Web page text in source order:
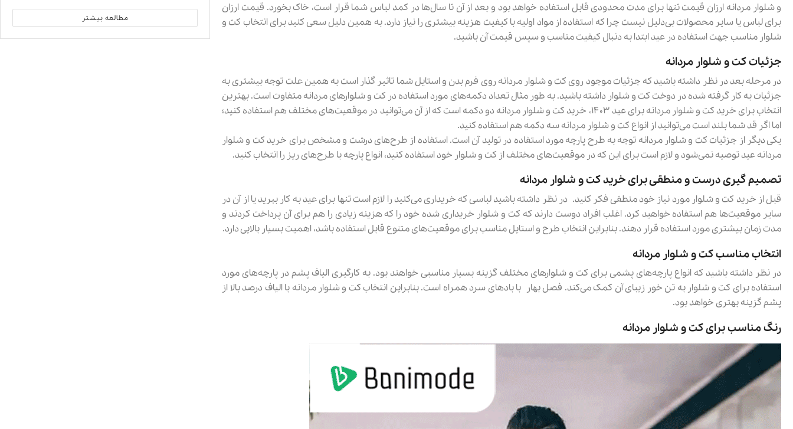
و شلوار مردانه ارزان قیمت تنها برای مدت محدودی قابل استفاده خواهد بود و بعد از آن تا سال‌ها در کمد لباس شما قرار است، خاک بخورد. قیمت ارزان
برای لباس یا سایر محصولات بی‌دلیل نیست چرا که استفاده از مواد اولیه با کیفیت هزینه بیشتری را نیاز دارد. به همین دلیل سعی کنید برای انتخاب کت و
شلوار مناسب جهت استفاده در عید ابتدا به دنبال کیفیت مناسب و سپس قیمت آن باشید.
جزئیات کت و شلوار مردانه
در مرحله بعد در نظر داشته باشید که جزئیات موجود روی کت و شلوار مردانه روی فرم بدن و استایل شما تاثیر گذار است به همین علت توجه بیشتری به
جزئیات به کار گرفته شده در دوخت کت و شلوار داشته باشید. به طور مثال تعداد دکمه‌های مورد استفاده در کت و شلوارهای مردانه متفاوت است. بهترین
انتخاب برای خرید کت و شلوار مردانه برای عید ۱۴۰۳، خرید کت و شلوار مردانه دو دکمه است که از آن می‌توانید در موقعیت‌های مختلف هم استفاده کنید؛
اما اگر قد شما بلند است می‌توانید از انواع کت و شلوار مردانه سه دکمه هم استفاده کنید.
یکی دیگر از جزئیات کت و شلوار مردانه توجه به طرح پارچه مورد استفاده در تولید آن است. استفاده از طرح‌های درشت و مشخص برای خرید کت و شلوار
مردانه عید توصیه نمی‌شود و لازم است برای این که در موقعیت‌های مختلف از کت و شلوار خود استفاده کنید، انواع پارچه با طرح‌های ریز را انتخاب کنید.
تصمیم گیری درست و منطقی برای خرید کت و شلوار مردانه
قبل از خرید کت و شلوار مورد نیاز خود منطقی فکر کنید. در نظر داشته باشید لباسی که خریداری می‌کنید را لازم است تنها برای عید به کار ببرید یا از آن در
سایر موقعیت‌ها هم استفاده خواهید کرد. اغلب افراد دوست دارند که کت و شلوار خریداری شده خود را که هزینه زیادی را هم برای آن پرداخت کردند و
مدت زمان بیشتری مورد استفاده قرار دهند. بنابراین انتخاب طرح و استایل مناسب برای موقعیت‌های متنوع قابل استفاده باشد، اهمیت بسیار بالایی دارد.
انتخاب مناسب کت و شلوار مردانه
در نظر داشته باشید که انواع پارچه‌های پشمی برای کت و شلوارهای مختلف گزینه بسیار مناسبی خواهند بود. به کارگیری الیاف پشم در پارچه‌های مورد
استفاده برای کت و شلوار به تن خور زیبای آن کمک می‌کند. فصل بهار با بادهای سرد همراه است. بنابراین انتخاب کت و شلوار مردانه با الیاف درصد بالا از
پشم گزینه بهتری خواهد بود.
رنگ مناسب برای کت و شلوار مردانه
مطالعه بیشتر